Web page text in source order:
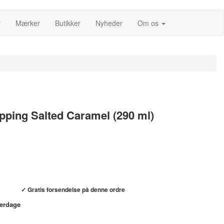
Mærker Butikker Nyheder Om os
Salted Caramel (290 ml)
✓ Gratis forsendelse på denne ordre